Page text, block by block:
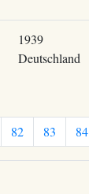
1939
Deutschland
82 83 84